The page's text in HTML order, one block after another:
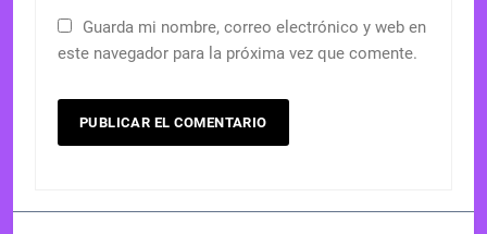
Guarda mi nombre, correo electrónico y web en
este navegador para la próxima vez que comente.